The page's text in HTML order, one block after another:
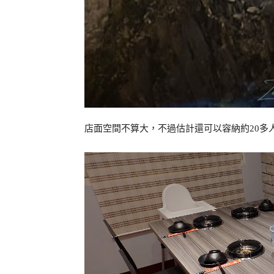
店面空間不算大，不過估計還可以容納約20多